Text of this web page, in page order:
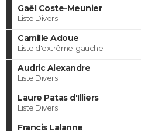
Gaël Coste-Meunier
Liste Divers
Camille Adoue
Liste d'extrême-gauche
Audric Alexandre
Liste Divers
Laure Patas d'Illiers
Liste Divers
Francis Lalanne